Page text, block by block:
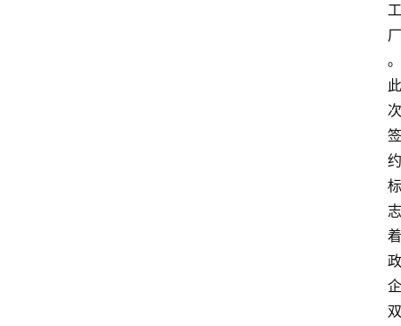
工
厂
。
此
次
签
约
标
志
着
政
企
双